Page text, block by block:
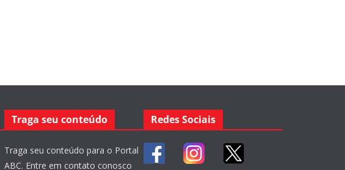
Traga seu conteúdo
Traga seu conteúdo para o Portal
ABC. Entre em contato conosco
Redes Sociais